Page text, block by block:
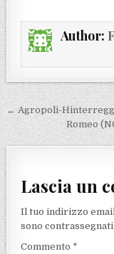
Author:
← Agropoli-
Romeo
Lascia un
Il tuo indirizzo
sono contrassegnati
Commento *